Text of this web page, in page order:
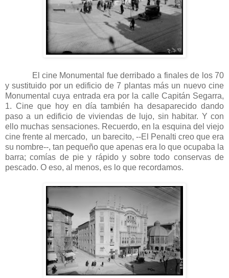
El cine Monumental fue derribado a finales de los 70
y sustituido por un edificio de 7 plantas más un nuevo cine
Monumental cuya entrada era por la calle Capitán Segarra,
1. Cine que hoy en día también ha desaparecido dando
paso a un edificio de viviendas de lujo, sin habitar. Y con
ello muchas sensaciones. Recuerdo, en la esquina del viejo
cine frente al mercado, un barecito, --El Penalti creo que era
su nombre--, tan pequeño que apenas era lo que ocupaba la
barra; comías de pie y rápido y sobre todo conservas de
pescado. O eso, al menos, es lo que recordamos.